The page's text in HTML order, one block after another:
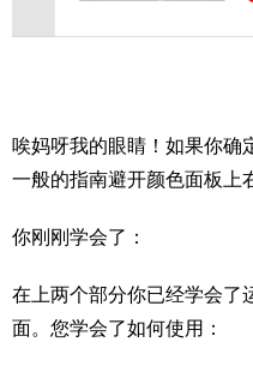
唉妈呀我的眼睛！如果你确
一般的指南避开颜色面板上
你刚刚学会了：
在上两个部分你已经学会了
面。您学会了如何使用：